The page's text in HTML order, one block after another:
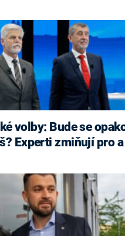
Experti zmiňují pro